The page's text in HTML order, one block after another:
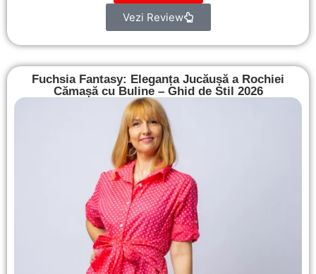
Vezi Review
Fuchsia Fantasy: Eleganța Jucăușă a Rochiei
Cămașă cu Buline – Ghid de Stil 2026